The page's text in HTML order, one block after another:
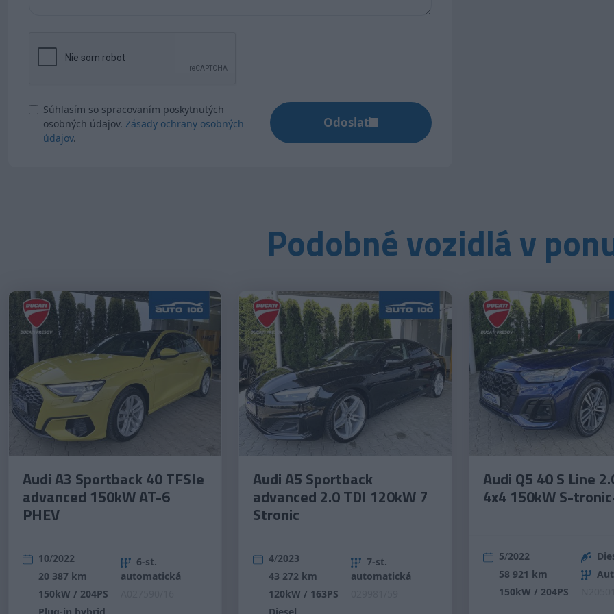
Súhlasím so spracovaním poskytnutých
osobných údajov. Zásady ochrany osobných
údajov.
Odoslať
Podobné vozidlá v
Audi A3 Sportback 40 TFSIe
advanced 150kW AT-6
PHEV
10/2022
20 387 km
150kW / 204PS
6-st.
automatická
Audi A5 Sportback
advanced 2.0 TDI 120kW 7
Stronic
4/2023
43 272 km
120kW / 163PS
7-st.
automatická
Audi Q5 40 S Line
4x4 150kW S-
5/2022
58 921 km
150kW / 204PS